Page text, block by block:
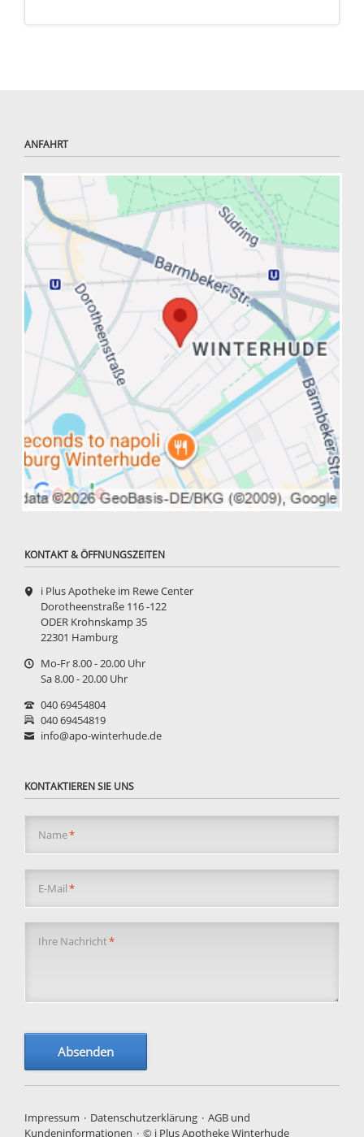
ANFAHRT
KONTAKT & ÖFFNUNGSZEITEN
i Plus Apotheke im Rewe Center
Dorotheenstraße 116 -122
ODER Krohnskamp 35
22301 Hamburg
Mo-Fr 8.00 - 20.00 Uhr
Sa 8.00 - 20.00 Uhr
040 69454804
040 69454819
info@apo-winterhude.de
KONTAKTIEREN SIE UNS
Pflichtfeld
Name*
Pflichtfeld
E-Mail*
Pflichtfeld
Ihre Nachricht*
Absenden
Navigation
überspringen
Impressum Datenschutzerklärung
AGB und
Kundeninformationen
© i Plus Apotheke Winterhude